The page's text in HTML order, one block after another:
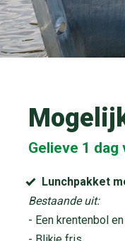
Gelieve 1
Lunchpakket
Bestaande uit:
- Een krentenbol